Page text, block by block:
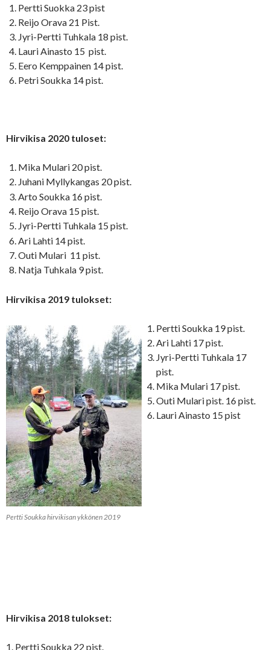
Pertti Suokka 23 pist
Reijo Orava 21 Pist.
Jyri-Pertti Tuhkala 18 pist.
Lauri Ainasto 15 pist.
Eero Kemppainen 14 pist.
Petri Soukka 14 pist.
Hirvikisa 2020 tuloset:
Mika Mulari 20 pist.
Juhani Myllykangas 20 pist.
Arto Soukka 16 pist.
Reijo Orava 15 pist.
Jyri-Pertti Tuhkala 15 pist.
Ari Lahti 14 pist.
Outi Mulari 11 pist.
Natja Tuhkala 9 pist.
Hirvikisa 2019 tulokset:
Pertti Soukka hirvikisan ykkönen 2019
Pertti Soukka 19 pist.
Ari Lahti 17 pist.
Jyri-Pertti Tuhkala 17
pist.
Mika Mulari 17 pist.
Outi Mulari pist. 16 pist.
Lauri Ainasto 15 pist
Hirvikisa 2018 tulokset:
1. Pertti Soukka 22 pist.